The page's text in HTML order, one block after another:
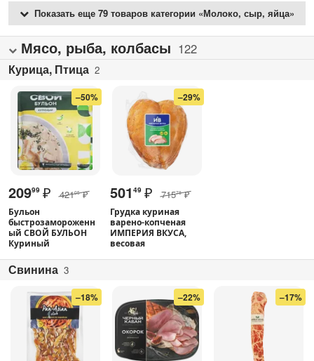
Показать еще 79 товаров категории «Молоко, сыр, яйца»
Мясо, рыба, колбасы 122
Курица, Птица 2
–50%
20999 ₽ 42105 ₽
Бульон
быстрозамороженн
ый СВОЙ БУЛЬОН
Куриный
–29%
50149 ₽ 71578 ₽
Грудка куриная
варено-копченая
ИМПЕРИЯ ВКУСА,
весовая
Свинина 3
–18% –22% –17%